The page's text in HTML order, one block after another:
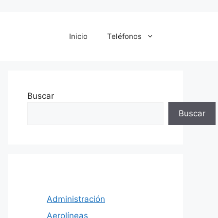
Inicio Teléfonos
Buscar
Buscar
Administración
Aerolíneas